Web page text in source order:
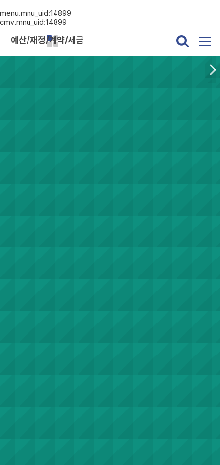
menu.mnu_uid:14899
cmv.mnu_uid:14899
예산/재정/계약/세금